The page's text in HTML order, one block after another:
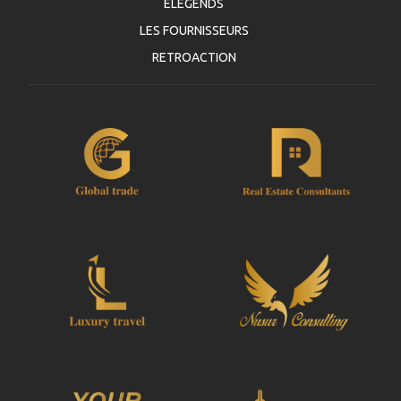
ELEGENDS
LES FOURNISSEURS
RETROACTION